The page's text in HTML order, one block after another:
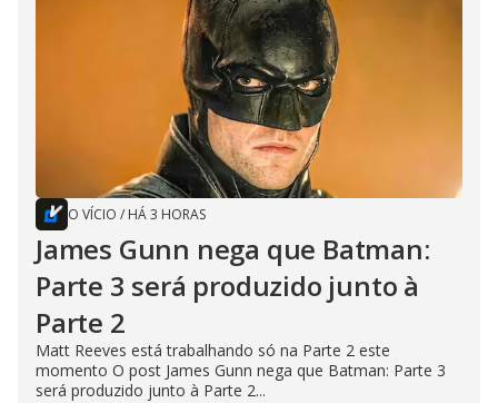
O VÍCIO / HÁ 3 HORAS
James Gunn nega que Batman:
Parte 3 será produzido junto à
Parte 2
Matt Reeves está trabalhando só na Parte 2 este
momento O post James Gunn nega que Batman: Parte 3
será produzido junto à Parte 2...